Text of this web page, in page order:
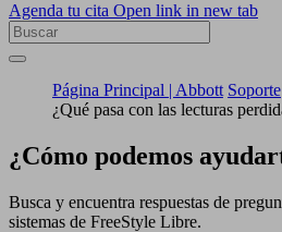
Agenda tu cita Open link in new tab
Página Principal | Abbott Soporte
¿Qué pasa con las lecturas
¿Cómo podemos
Busca y encuentra respuestas de
sistemas de FreeStyle Libre.